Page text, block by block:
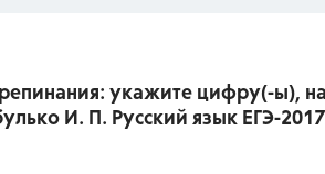
укажите цифру(-ы),
И. П. Русский язык ЕГЭ-